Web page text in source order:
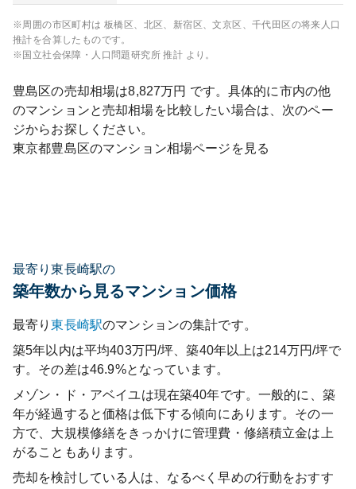
※周囲の市区町村は 板橋区、北区、新宿区、文京区、千代田区の将来人口
推計を合算したものです。
※国立社会保障・人口問題研究所 推計 より。
豊島区の売却相場は8,827万円 です。具体的に市内の他
のマンションと売却相場を比較したい場合は、次のペー
ジからお探しください。
東京都豊島区のマンション相場ページを見る
最寄り東長崎駅の
築年数から見るマンション価格
最寄り東長崎駅のマンションの集計です。
築5年以内は平均403万円/坪、築40年以上は214万円/坪で
す。その差は46.9%となっています。
メゾン・ド・アベイユは現在築40年です。一般的に、築
年が経過すると価格は低下する傾向にあります。その一
方で、大規模修繕をきっかけに管理費・修繕積立金は上
がることもあります。
売却を検討している人は、なるべく早めの行動をおすす